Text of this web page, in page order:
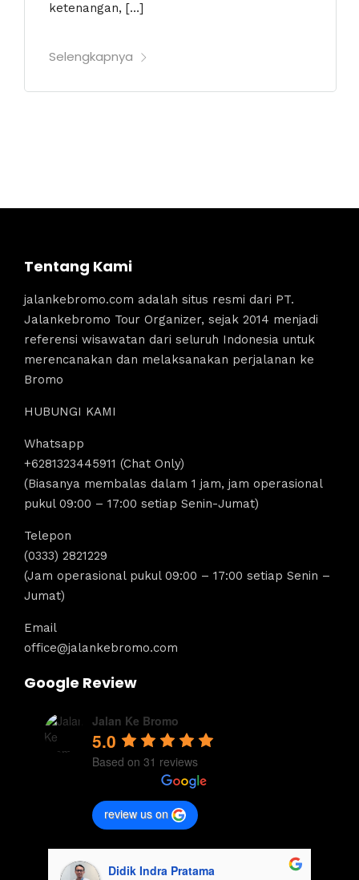
ketenangan, […]
Selengkapnya
Tentang Kami
jalankebromo.com adalah situs resmi dari PT.
Jalankebromo Tour Organizer, sejak 2014 menjadi
referensi wisawatan dari seluruh Indonesia untuk
merencanakan dan melaksanakan perjalanan ke
Bromo
HUBUNGI KAMI
Whatsapp
+6281323445911 (Chat Only)
(Biasanya membalas dalam 1 jam, jam operasional
pukul 09:00 – 17:00 setiap Senin-Jumat)
Telepon
(0333) 2821229
(Jam operasional pukul 09:00 – 17:00 setiap Senin –
Jumat)
Email
office@jalankebromo.com
Google Review
Jalan Ke Bromo
5.0
Based on 31 reviews
review us on
Didik Indra Pratama